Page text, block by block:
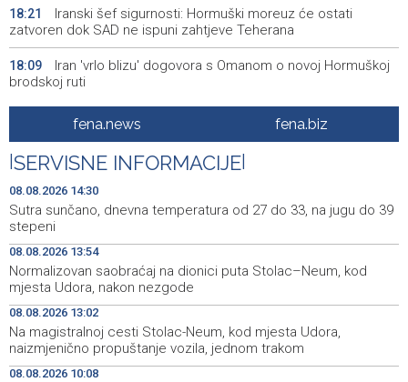
18:21
Iranski šef sigurnosti: Hormuški moreuz će ostati
zatvoren dok SAD ne ispuni zahtjeve Teherana
18:09
Iran 'vrlo blizu' dogovora s Omanom o novoj Hormuškoj
brodskoj ruti
Koncertom Marije Šerifović večeras se zatvara
manifestacija 'Dani dijaspore Travnik 2026'
17:26
Kod mosta Brčko - Gunja pronađene kosti, vještaci
sudske medicine utvrđuju porijeklo
17:15
'Pekijada' u Varešu okupila 37 ekipa iz četiri države
regiona
16:55 U rijeci Krivaji kod Zavidovića utopio se muškarac
16:08 Otvorena džamija u Milatkovićima kod Čajniča
15:55
Zmajice se okupile u Mostaru: Reprezentacija BiH kreće
po novu mediteransku priču
fena.news fena.biz
SERVISNE INFORMACIJE
08.08.2026 14:30
Sutra sunčano, dnevna temperatura od 27 do 33, na jugu do 39
stepeni
08.08.2026 13:54
Normalizovan saobraćaj na dionici puta Stolac–Neum, kod
mjesta Udora, nakon nezgode
08.08.2026 13:02
Na magistralnoj cesti Stolac-Neum, kod mjesta Udora,
naizmjenično propuštanje vozila, jednom trakom
08.08.2026 10:08